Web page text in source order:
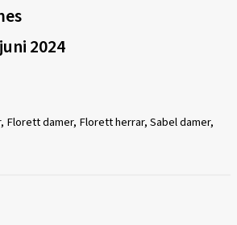
2024
Florett damer, Florett herrar, Sabel damer,